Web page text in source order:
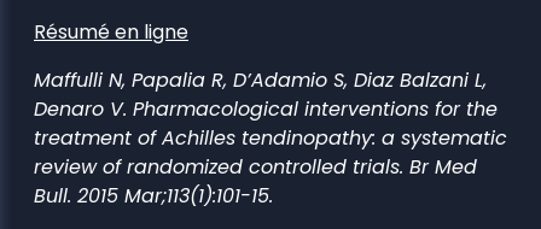
Résumé en ligne
Maffulli N, Papalia R, D’Adamio S, Diaz Balzani L,
Denaro V. Pharmacological interventions for the
treatment of Achilles tendinopathy: a systematic
review of randomized controlled trials. Br Med
Bull. 2015 Mar;113(1):101-15.